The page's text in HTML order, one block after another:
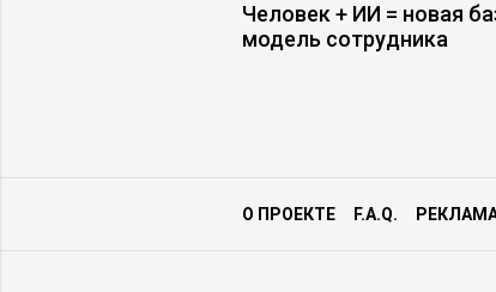
Человек + ИИ = новая
модель сотрудника
О ПРОЕКТЕ F.A.Q.